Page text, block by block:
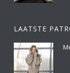
LAATSTE